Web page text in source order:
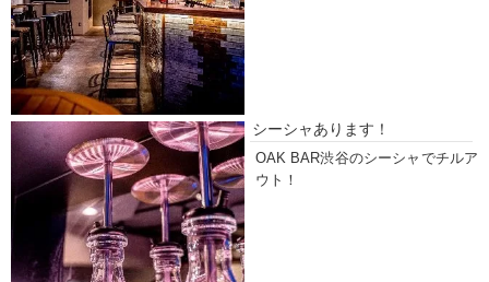
シーシャあります！
OAK BAR渋谷のシーシャでチルア
ウト！